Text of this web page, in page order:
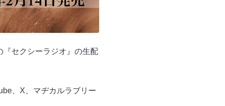
セクシーラジオ』の生配
、X、マヂカルラブリー